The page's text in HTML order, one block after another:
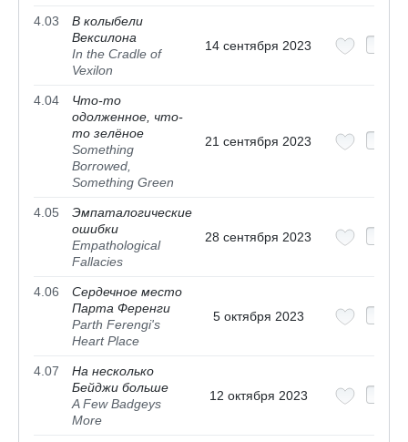
4.03
В колыбели
Вексилона
In the Cradle of
Vexilon
14 сентября 2023
4.04
Что-то
одолженное, что-
то зелёное
Something
Borrowed,
Something Green
21 сентября 2023
4.05
Эмпаталогические
ошибки
Empathological
Fallacies
28 сентября 2023
4.06
Сердечное место
Парта Ференги
Parth Ferengi's
Heart Place
5 октября 2023
4.07
На несколько
Бейджи больше
A Few Badgeys
More
12 октября 2023